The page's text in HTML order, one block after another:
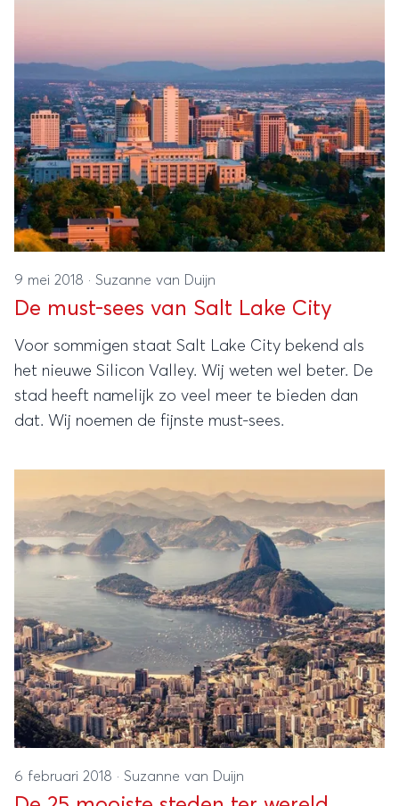
9 mei 2018 · Suzanne van Duijn
De must-sees van Salt Lake City
Voor sommigen staat Salt Lake City bekend als
het nieuwe Silicon Valley. Wij weten wel beter. De
stad heeft namelijk zo veel meer te bieden dan
dat. Wij noemen de fijnste must-sees.
6 februari 2018 · Suzanne van Duijn